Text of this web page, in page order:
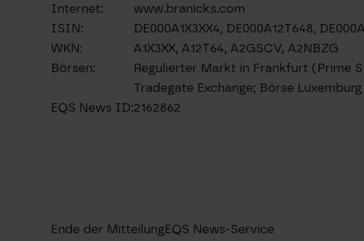
Internet:
www.branicks.com
ISIN:
DE000A1X3XX4, DE000A12T648,
WKN:
A1X3XX, A12T64, A2GSCV, A2NBZG
Börsen:
Regulierter Markt in Frankfurt (Prime
Tradegate Exchange; Börse Luxemburg
EQS News ID:2162862
Ende der MitteilungEQS News-Service